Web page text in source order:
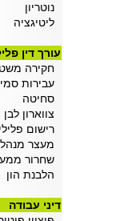
נוטריון
ליטיגציה
עורך דין
חקירה
עבירות
סחיטה
צווארון לבן
רישום פלילי
מעצר
שחרור
הלבנת הון
דיני עבודה